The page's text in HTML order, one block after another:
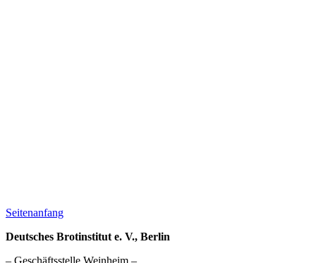
Seitenanfang
Deutsches Brotinstitut e. V., Berlin
– Geschäftsstelle Weinheim –